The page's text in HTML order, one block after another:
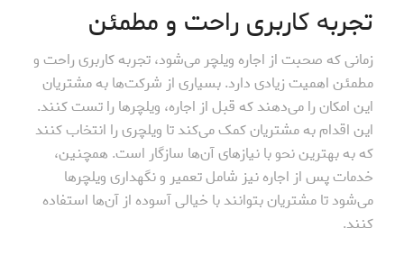
تجربه کاربری راحت و مطمئن
زمانی که صحبت از اجاره ویلچر می‌شود، تجربه کاربری راحت و
مطمئن اهمیت زیادی دارد. بسیاری از شرکت‌ها به مشتریان
این امکان را می‌دهند که قبل از اجاره، ویلچرها را تست کنند.
این اقدام به مشتریان کمک می‌کند تا ویلچری را انتخاب کنند
که به بهترین نحو با نیازهای آن‌ها سازگار است. همچنین،
خدمات پس از اجاره نیز شامل تعمیر و نگهداری ویلچرها
می‌شود تا مشتریان بتوانند با خیالی آسوده از آن‌ها استفاده
کنند.